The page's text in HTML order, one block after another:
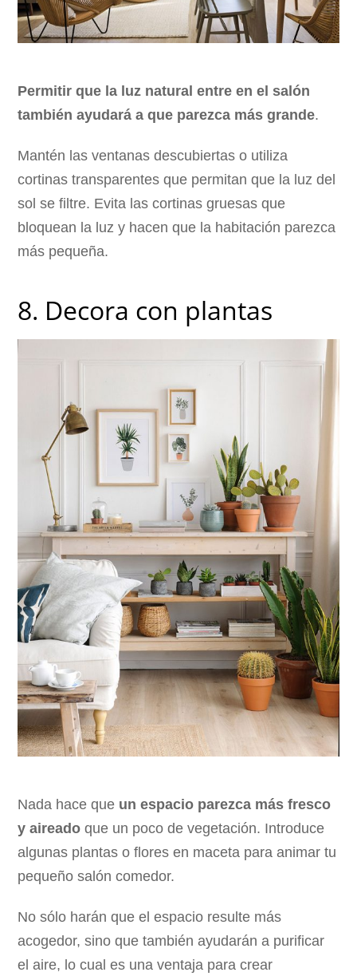
Permitir que la luz natural entre en el salón
también ayudará a que parezca más grande.
Mantén las ventanas descubiertas o utiliza
cortinas transparentes que permitan que la luz del
sol se filtre. Evita las cortinas gruesas que
bloquean la luz y hacen que la habitación parezca
más pequeña.
8. Decora con plantas
Nada hace que un espacio parezca más fresco
y aireado que un poco de vegetación. Introduce
algunas plantas o flores en maceta para animar tu
pequeño salón comedor.
No sólo harán que el espacio resulte más
acogedor, sino que también ayudarán a purificar
el aire, lo cual es una ventaja para crear